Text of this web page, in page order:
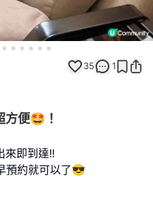
35 1
方便🤩！
來即到達!!
預約就可以了😎